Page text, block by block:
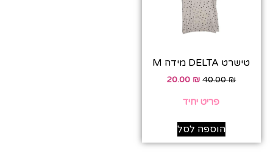
טישרט DELTA מידה M
40.00₪
20.00 ₪
פריט יחיד
הוספה לסל